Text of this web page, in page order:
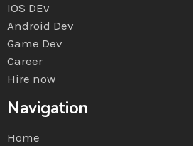
IOS DEv
Android Dev
Game Dev
Career
Hire now
Navigation
Home